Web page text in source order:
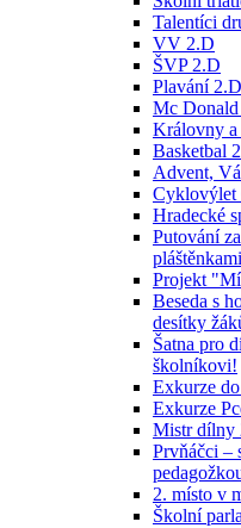
Talentíci
VV 2.D
ŠVP 2.D
Plavání 2.D
Mc
Královny
Basketbal
Advent,
Cyklovýlet
Hradecké
Putování
pláštěnkami
Projekt
Beseda s
desítky
Šatna pro
školníkovi!
Exkurze
Exkurze
Mistr dílny
Prvňáčci –
2. místo v
Školní